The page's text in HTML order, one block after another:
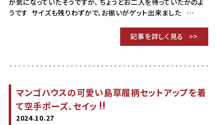
うです サイズも残りわずかで、お揃いがゲット出来ました …
記事を詳しく見る
マンゴハウスの可愛い島草履柄セットアップを着
て空手ポーズ。セイッ
2024.10.27